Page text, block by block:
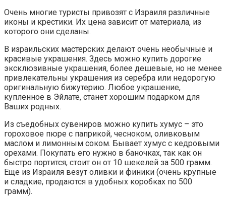
Очень многие туристы привозят с Израиля различные
иконы и крестики. Их цена зависит от материала, из
которого они сделаны.
В израильских мастерских делают очень необычные и
красивые украшения. Здесь можно купить дорогие
эксклюзивные украшения, более дешевые, но не менее
привлекательны украшения из серебра или недорогую
оригинальную бижутерию. Любое украшение,
купленное в Эйлате, станет хорошим подарком для
Ваших родных.
Из съедобных сувениров можно купить хумус – это
гороховое пюре с паприкой, чесноком, оливковым
маслом и лимонным соком. Бывает хумус с кедровыми
орехами. Покупать его нужно в баночках, так как он
быстро портится, стоит он от 10 шекелей за 500 грамм.
Еще из Израиля везут оливки и финики (очень крупные
и сладкие, продаются в удобных коробках по 500
грамм).